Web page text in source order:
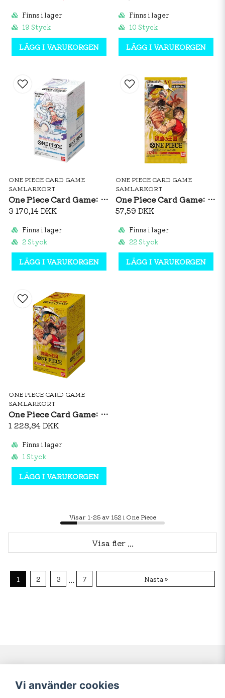
Finns i lager
19 Styck
LÄGG I VARUKORGEN
Finns i lager
10 Styck
LÄGG I VARUKORGEN
ONE PIECE CARD GAME
SAMLARKORT
One Piece Card Game: OP05 Awakening Of The New Era - Booster Box (JP)
3 170,14 DKK
Finns i lager
2 Styck
LÄGG I VARUKORGEN
ONE PIECE CARD GAME
SAMLARKORT
One Piece Card Game: OP04 Kingdoms Of Intrigue - Booster Pack (JP)
57,59 DKK
Finns i lager
22 Styck
LÄGG I VARUKORGEN
ONE PIECE CARD GAME
SAMLARKORT
One Piece Card Game: OP04 Kingdoms Of Intrigue - Booster Box (JP)
1 228,84 DKK
Finns i lager
1 Styck
LÄGG I VARUKORGEN
Visar 1-25 av 152 i One Piece
Visa fler ...
1 2 3 ... 7 Nästa »
Navigering Mitt konto
Vi använder cookies